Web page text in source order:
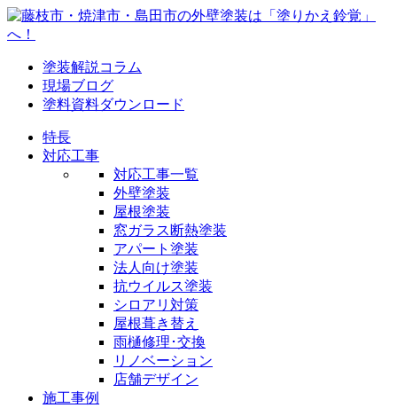
塗装解説コラム
現場ブログ
塗料資料ダウンロード
特長
対応工事
対応工事一覧
外壁塗装
屋根塗装
窓ガラス断熱塗装
アパート塗装
法人向け塗装
抗ウイルス塗装
シロアリ対策
屋根葺き替え
雨樋修理･交換
リノベーション
店舗デザイン
施工事例